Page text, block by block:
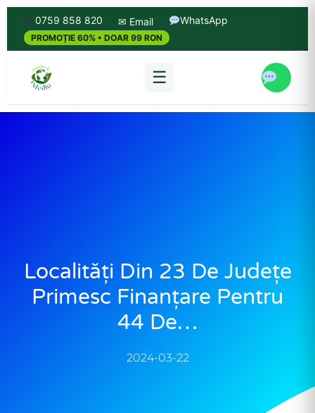
0759 858 820 ✉ Email WhatsApp
PROMOȚIE 60% • DOAR 99 RON
☰
Localități Din 23 De Județe
Primesc Finanțare Pentru
44 De…
2024-03-22